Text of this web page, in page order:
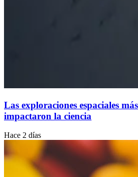
Las exploraciones espaciales
impactaron la ciencia
Hace 2 días